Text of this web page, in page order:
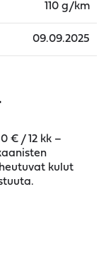
110 g/km
09.09.2025
€ / 12 kk –
kulut